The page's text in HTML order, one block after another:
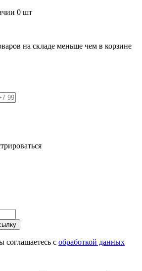
0 шт
на складе меньше чем в корзине
с обработкой данных